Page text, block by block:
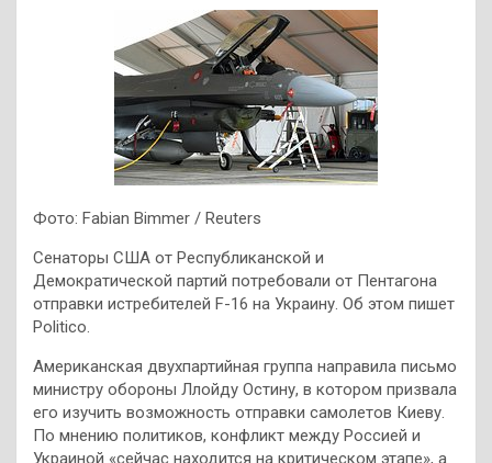
Фото: Fabian Bimmer / Reuters
Сенаторы США от Республиканской и
Демократической партий потребовали от Пентагона
отправки истребителей F-16 на Украину. Об этом пишет
Politico.
Американская двухпартийная группа направила письмо
министру обороны Ллойду Остину, в котором призвала
его изучить возможность отправки самолетов Киеву.
По мнению политиков, конфликт между Россией и
Украиной «сейчас находится на критическом этапе», а